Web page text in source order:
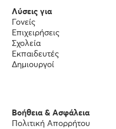
Λύσεις για
Γονείς
Επιχειρήσεις
Σχολεία
Εκπαιδευτές
Δημιουργοί
Βοήθεια & Ασφάλεια
Πολιτική Απορρήτου